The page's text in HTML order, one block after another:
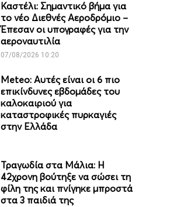
Καστέλι: Σημαντικό βήμα για
το νέο Διεθνές Αεροδρόμιο –
Έπεσαν οι υπογραφές για την
αεροναυτιλία
07/08/2026 10:20
Meteo: Aυτές είναι οι 6 πιο
επικίνδυνες εβδομάδες του
καλοκαιριού για
καταστροφικές πυρκαγιές
στην Ελλάδα
Τραγωδία στα Μάλια: Η
42χρονη βούτηξε να σώσει τη
φίλη της και πνίγηκε μπροστά
στα 3 παιδιά της